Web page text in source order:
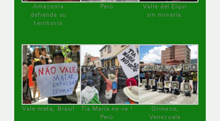
Amazonía
defiende su
territorio
Perú
Valle del Elqui
sin minería.
Vale mata, Brasil
Tía María no va !
Perú
Orinoco,
Venezuela